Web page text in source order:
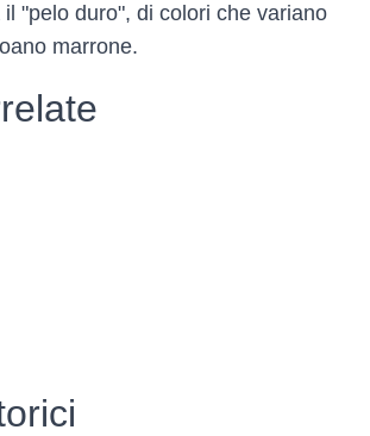
"pelo duro", di colori che variano
marrone.